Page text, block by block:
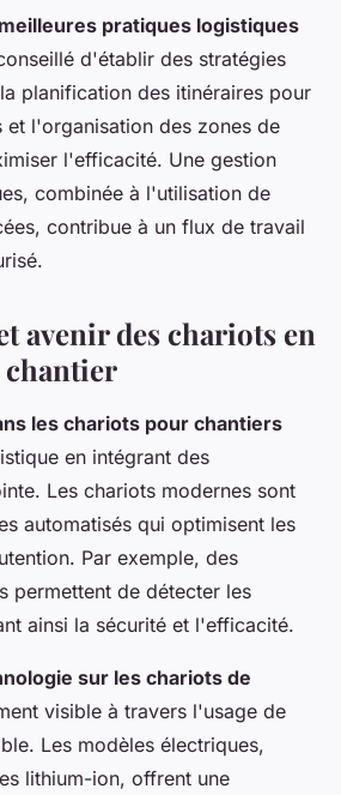
meilleures pratiques logistiques
d'établir des stratégies
planification des itinéraires pour
et l'organisation des zones de
l'efficacité. Une gestion
combinée à l'utilisation de
contribue à un flux de travail
avenir des chariots en
les chariots pour chantiers
en intégrant des
Les chariots modernes sont
automatisés qui optimisent les
Par exemple, des
permettent de détecter les
ainsi la sécurité et l'efficacité.
sur les chariots de
visible à travers l'usage de
Les modèles électriques,
lithium-ion, offrent une